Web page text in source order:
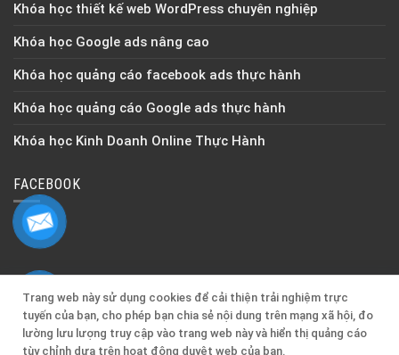
Khóa học thiết kế web WordPress chuyên nghiệp
Khóa học Google ads nâng cao
Khóa học quảng cáo facebook ads thực hành
Khóa học quảng cáo Google ads thực hành
Khóa học Kinh Doanh Online Thực Hành
FACEBOOK
Quan tâm Zalo OA để cập nhật thông tin mới nhất !
Copyright © 2026 | Quản lý & Điều hành bởi
Trang web này sử dụng cookies để cải thiện trải nghiệm trực
tuyến của bạn, cho phép bạn chia sẻ nội dung trên mạng xã hội, đo
lường lưu lượng truy cập vào trang web này và hiển thị quảng cáo
tùy chỉnh dựa trên hoạt động duyệt web của bạn.